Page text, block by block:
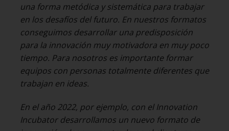
una forma metódica y sistemática para trabajar
en los desafíos del futuro. En nuestros formatos
conseguimos desarrollar una predisposición
para la innovación muy motivadora en muy poco
tiempo. Para nosotros es importante formar
equipos con personas totalmente diferentes que
trabajan en ideas.
En el año 2022, por ejemplo, con el Innovation
Incubator desarrollamos un nuevo formato de